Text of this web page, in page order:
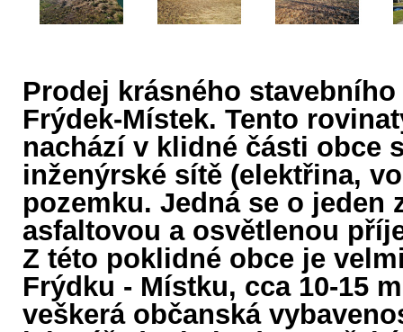
Prodej krásného
Frýdek-Místek. Tento
nachází v klidné části obce
inženýrské sítě (elektřina,
pozemku. Jedná se o
asfaltovou a osvětlenou
Z této poklidné obce je
Frýdku - Místku, cca 10-15
veškerá občanská